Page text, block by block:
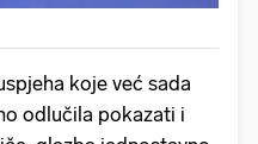
koje već sada
odlučila pokazati i